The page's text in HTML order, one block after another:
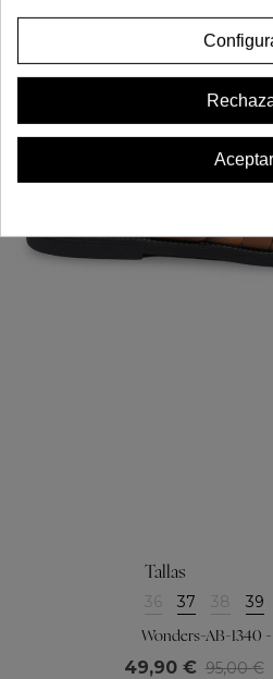
Tallas
36 37 38 39
Wonders-AB-1340 -
49,90 € 95,00 €
Aceptar